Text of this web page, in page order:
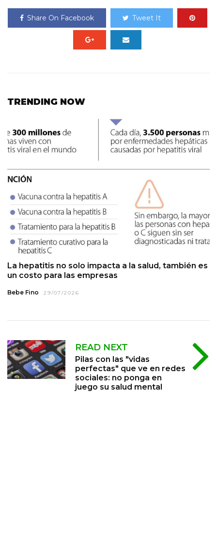
Share On Facebook Tweet It
TRENDING NOW
La hepatitis no solo impacta a la salud, también es
un costo para las empresas
Bebe Fino 29/07/2026
READ NEXT
Pilas con las "vidas
perfectas" que ve en redes
sociales: no ponga en
juego su salud mental